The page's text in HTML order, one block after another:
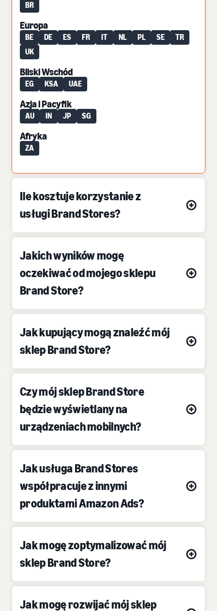
BR
Europa
BE DE ES FR IT NL PL SE
TR
UK
Bliski Wschód
EG KSA UAE
Azja i Pacyfik
AU IN JP SG
Afryka
ZA
Ile kosztuje korzystanie z
usługi Brand Stores?
Jakich wyników mogę
oczekiwać od mojego sklepu
Brand Store?
Jak kupujący mogą znaleźć mój
sklep Brand Store?
Czy mój sklep Brand Store
będzie wyświetlany na
urządzeniach mobilnych?
Jak usługa Brand Stores
współpracuje z innymi
produktami Amazon Ads?
Jak mogę zoptymalizować mój
sklep Brand Store?
Jak mogę rozwijać mój sklep